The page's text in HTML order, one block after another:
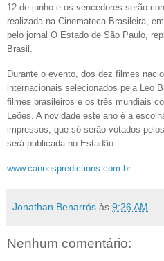
12 de junho e os vencedores serão
realizada na Cinemateca Brasileira,
pelo jornal O Estado de São Paulo,
Brasil.
Durante o evento, dos dez filmes
internacionais selecionados pela Leo
filmes brasileiros e os três mundiais
Leões. A novidade este ano é a
impressos, que só serão votados
será publicada no Estadão.
www.cannespredictions.com.br
Jonathan Benarrós às 9:26 AM
Nenhum comentário: